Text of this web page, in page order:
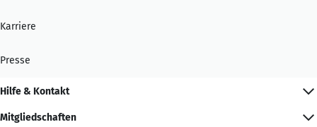
Karriere
Presse
Hilfe & Kontakt
Mitgliedschaften